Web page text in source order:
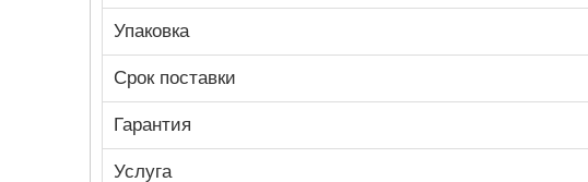
Упаковка
Срок поставки
Гарантия
Услуга